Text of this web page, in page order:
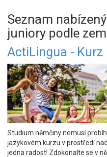
Seznam
juniory podle
ActiLingua -
Studium němčiny nemusí
jazykovém kurzu v prostředí
jedna radost! Zdokonalte se v